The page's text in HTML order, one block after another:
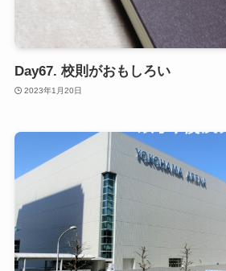
Day67. 校則がおもしろい
2023年1月20日